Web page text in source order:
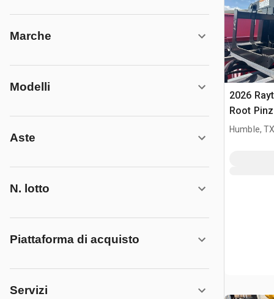
Marche
Modelli
Aste
N. lotto
Piattaforma di acquisto
Servizi
2026
Root
(Unused)
Humble,